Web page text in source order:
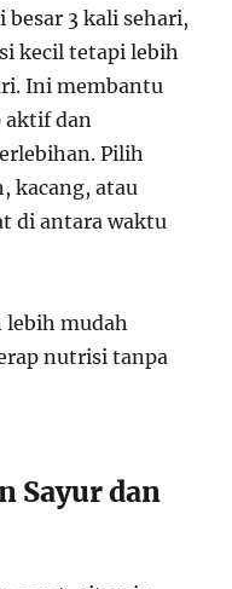
besar 3 kali sehari,
kecil tetapi lebih
Ini membantu
aktif dan
Pilih
kacang, atau
di antara waktu
lebih mudah
nutrisi tanpa
Sayur dan